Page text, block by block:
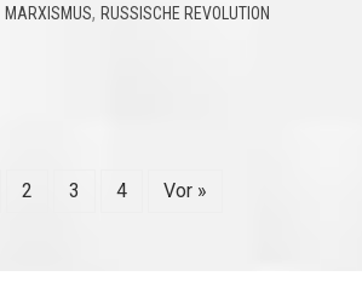
MARXISMUS, RUSSISCHE REVOLUTION
2 3 4 Vor »